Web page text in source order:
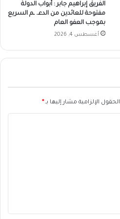
الفريق إبراهيم جابر : أبواب الدولة
مفتوحة للعائدين من الدعـ. ـم السريع
بموجب العفو العام
أغسطس 4, 2026
الحقول الإلزامية مشار إليها بـ*